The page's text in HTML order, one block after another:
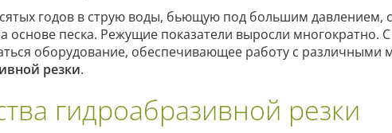
годов в струю воды, бьющую под большим давлением,
основе песка. Режущие показатели выросли многократно.
оборудование, обеспечивающее работу с различными
резки.
гидроабразивной резки